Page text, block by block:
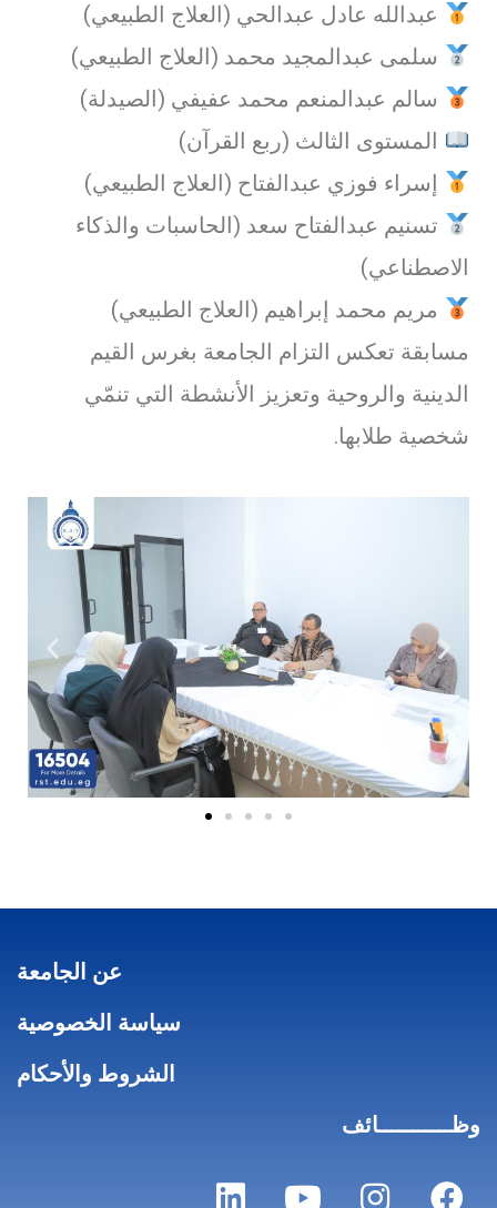
عبدالله عادل عبدالحي (العلاج الطبيعي)
سلمى عبدالمجيد محمد (العلاج الطبيعي)
سالم عبدالمنعم محمد عفيفي (الصيدلة)
المستوى الثالث (ربع القرآن)
إسراء فوزي عبدالفتاح (العلاج الطبيعي)
تسنيم عبدالفتاح سعد (الحاسبات والذكاء
الاصطناعي)
مريم محمد إبراهيم (العلاج الطبيعي)
مسابقة تعكس التزام الجامعة بغرس القيم
الدينية والروحية وتعزيز الأنشطة التي تنمّي
شخصية طلابها.
عن الجامعة
سياسة الخصوصية
الشروط والأحكام
وظـــــــــــائف